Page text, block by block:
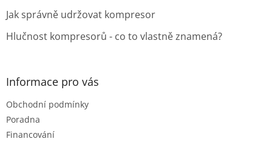
Jak správně udržovat kompresor
Hlučnost kompresorů - co to vlastně znamená?
Informace pro vás
Obchodní podmínky
Poradna
Financování